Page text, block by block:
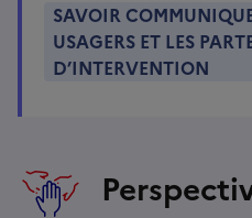
SAVOIR
USAGERS ET LES
D’INTERVENTION